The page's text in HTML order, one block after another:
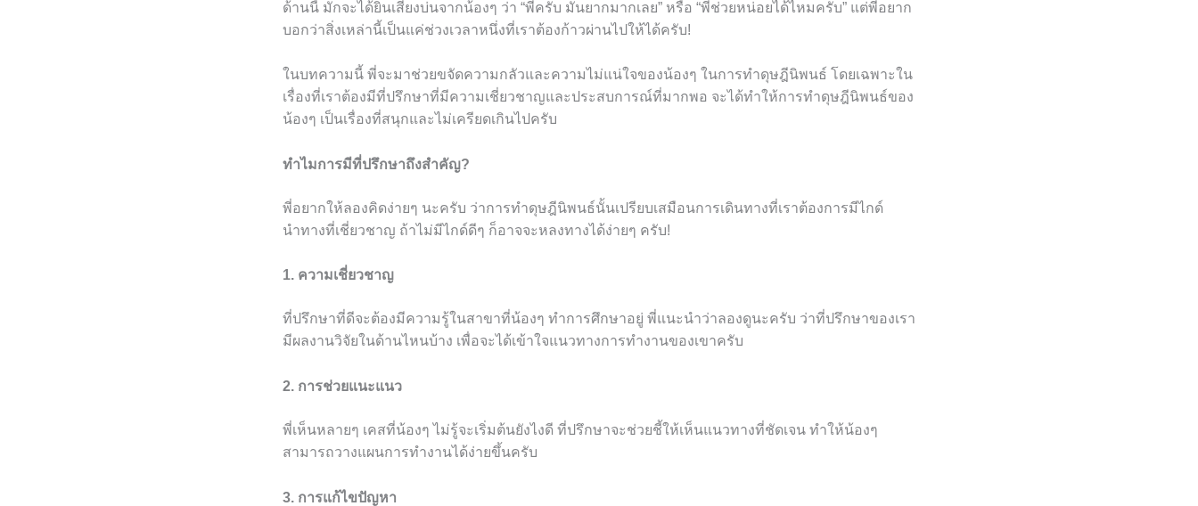
ด้านนี้ มักจะได้ยินเสียงบ่นจากน้องๆ ว่า “พี่ครับ มันยากมากเลย” หรือ “พี่ช่วยหน่อยได้ไหมครับ” แต่พี่อยาก
บอกว่าสิ่งเหล่านี้เป็นแค่ช่วงเวลาหนึ่งที่เราต้องก้าวผ่านไปให้ได้ครับ!
ในบทความนี้ พี่จะมาช่วยขจัดความกลัวและความไม่แน่ใจของน้องๆ ในการทำดุษฎีนิพนธ์ โดยเฉพาะใน
เรื่องที่เราต้องมีที่ปรึกษาที่มีความเชี่ยวชาญและประสบการณ์ที่มากพอ จะได้ทำให้การทำดุษฎีนิพนธ์ของ
น้องๆ เป็นเรื่องที่สนุกและไม่เครียดเกินไปครับ
ทำไมการมีที่ปรึกษาถึงสำคัญ?
พี่อยากให้ลองคิดง่ายๆ นะครับ ว่าการทำดุษฎีนิพนธ์นั้นเปรียบเสมือนการเดินทางที่เราต้องการมีไกด์
นำทางที่เชี่ยวชาญ ถ้าไม่มีไกด์ดีๆ ก็อาจจะหลงทางได้ง่ายๆ ครับ!
1. ความเชี่ยวชาญ
ที่ปรึกษาที่ดีจะต้องมีความรู้ในสาขาที่น้องๆ ทำการศึกษาอยู่ พี่แนะนำว่าลองดูนะครับ ว่าที่ปรึกษาของเรา
มีผลงานวิจัยในด้านไหนบ้าง เพื่อจะได้เข้าใจแนวทางการทำงานของเขาครับ
2. การช่วยแนะแนว
พี่เห็นหลายๆ เคสที่น้องๆ ไม่รู้จะเริ่มต้นยังไงดี ที่ปรึกษาจะช่วยชี้ให้เห็นแนวทางที่ชัดเจน ทำให้น้องๆ
สามารถวางแผนการทำงานได้ง่ายขึ้นครับ
3. การแก้ไขปัญหา